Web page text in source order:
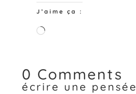
J’aime ça :
Chargement…
0 Comments
écrire une pensée